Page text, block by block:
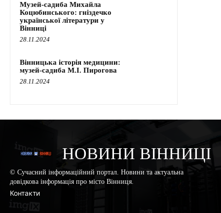
Музей-садиба Михайла
Коцюбинського: гніздечко
української літератури у
Вінниці
28.11.2024
Вінницька історія медицини:
музей-садиба М.І. Пирогова
28.11.2024
НОВИНИ ВІННИЦІ
© Сучасний інформаційний портал. Новини та актуальна
довідкова інформація про місто Вінниця.
Контакти